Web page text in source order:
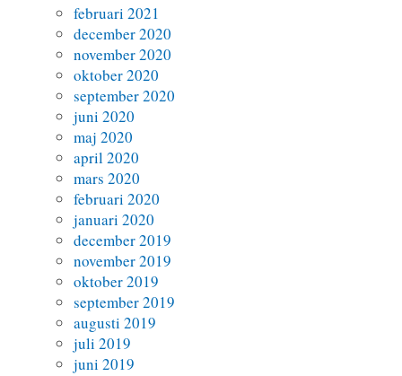
februari 2021
december 2020
november 2020
oktober 2020
september 2020
juni 2020
maj 2020
april 2020
mars 2020
februari 2020
januari 2020
december 2019
november 2019
oktober 2019
september 2019
augusti 2019
juli 2019
juni 2019